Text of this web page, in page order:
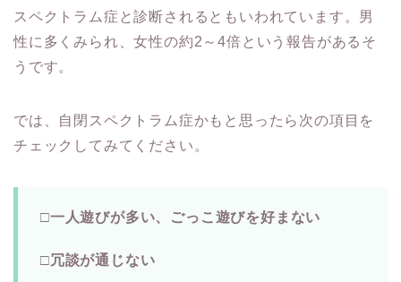
スペクトラム症と診断されるともいわれています。男
性に多くみられ、女性の約2～4倍という報告があるそ
うです。
では、 自閉スペクトラム症かもと思ったら次の項目を
チェックしてみてください。
□一人遊びが多い、ごっこ遊びを好まない
□冗談が通じない